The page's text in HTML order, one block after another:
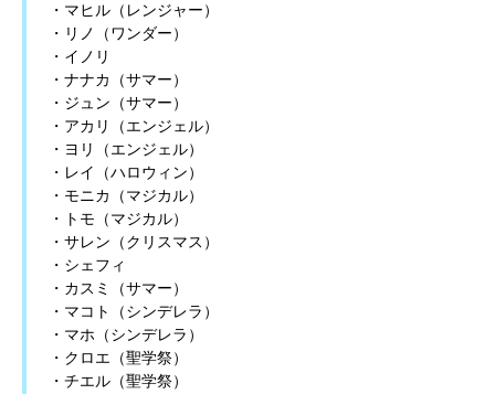
・マヒル（レンジャー）
・リノ（ワンダー）
・イノリ
・ナナカ（サマー）
・ジュン（サマー）
・アカリ（エンジェル）
・ヨリ（エンジェル）
・レイ（ハロウィン）
・モニカ（マジカル）
・トモ（マジカル）
・サレン（クリスマス）
・シェフィ
・カスミ（サマー）
・マコト（シンデレラ）
・マホ（シンデレラ）
・クロエ（聖学祭）
・チエル（聖学祭）